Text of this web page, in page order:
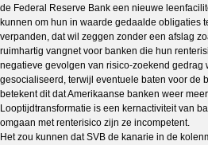
de Federal Reserve Bank een nieuwe
kunnen om hun in waarde gedaalde obligaties
verpanden, dat wil zeggen zonder een afslag
ruimhartig vangnet voor banken die hun
negatieve gevolgen van risico-zoekend gedrag
gesocialiseerd, terwijl eventuele baten voor de
betekent dit dat Amerikaanse banken weer
Looptijdtransformatie is een kernactiviteit van
omgaan met renterisico zijn ze incompetent.
Het zou kunnen dat SVB de kanarie in de